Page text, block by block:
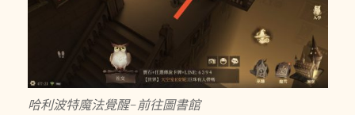
哈利波特魔法覺醒-前往圖書館